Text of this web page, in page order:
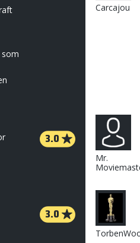
3.0
3.0
Carcajou
Mr.